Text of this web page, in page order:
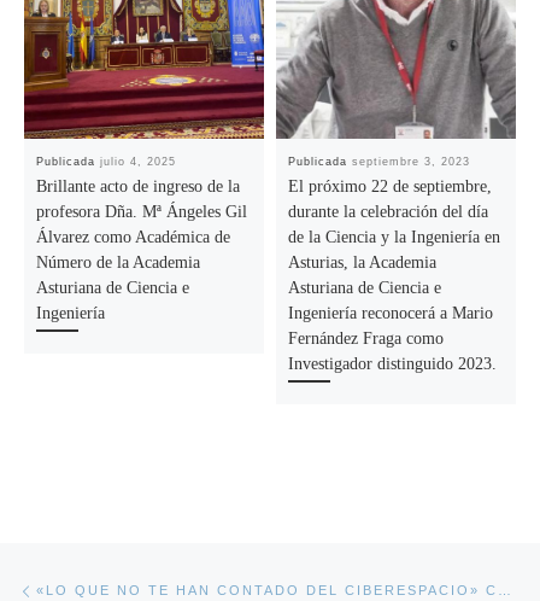
Publicadajulio 4, 2025
Brillante acto de ingreso de la
profesora Dña. Mª Ángeles Gil
Álvarez como Académica de
Número de la Academia
Asturiana de Ciencia e
Ingeniería
Publicadaseptiembre 3, 2023
El próximo 22 de septiembre,
durante la celebración del día
de la Ciencia y la Ingeniería en
Asturias, la Academia
Asturiana de Ciencia e
Ingeniería reconocerá a Mario
Fernández Fraga como
Investigador distinguido 2023.
Navegación de la entrada